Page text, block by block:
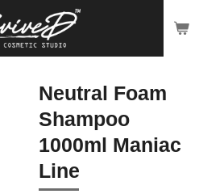
Neutral Foam
Shampoo
1000ml Maniac
Line